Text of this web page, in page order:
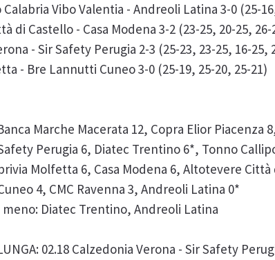
Vibo Valentia - Andreoli Latina 3-0 (25-
di Castello - Casa Modena 3-2 (23-25, 20-25, 26-
- Sir Safety Perugia 2-3 (25-23, 23-25, 16-25,
- Bre Lannutti Cuneo 3-0 (25-19, 25-20, 25-21)
Marche Macerata 12, Copra Elior Piacenza
Perugia 6, Diatec Trentino 6*, Tonno
Molfetta 6, Casa Modena 6, Altotevere Città
4, CMC Ravenna 3, Andreoli Latina 0*
Diatec Trentino, Andreoli Latina
02.18 Calzedonia Verona - Sir Safety